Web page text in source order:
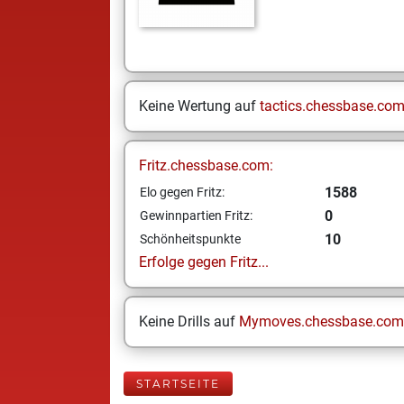
Keine Wertung auf tactics.chessbase.com
Fritz.chessbase.com:
Elo gegen Fritz: 1588
Gewinnpartien Fritz: 0
Schönheitspunkte
10
Erfolge gegen Fritz...
Keine Drills auf Mymoves.chessbase.com
STARTSEITE